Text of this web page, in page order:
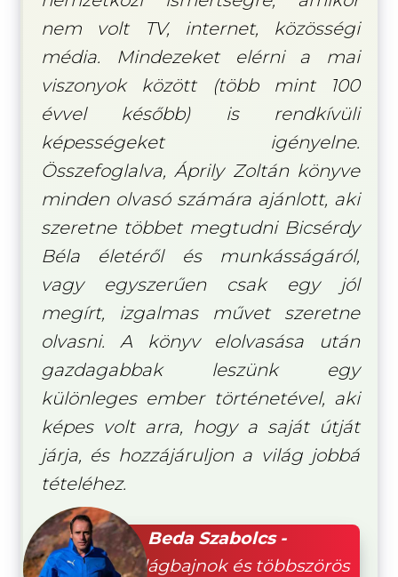
nem volt TV, internet, közösségi
média. Mindezeket elérni a mai
viszonyok között (több mint 100
évvel később) is rendkívüli
képességeket igényelne.
Összefoglalva, Áprily Zoltán könyve
minden olvasó számára ajánlott, aki
szeretne többet megtudni Bicsérdy
Béla életéről és munkásságáról,
vagy egyszerűen csak egy jól
megírt, izgalmas művet szeretne
olvasni. A könyv elolvasása után
gazdagabbak leszünk egy
különleges ember történetével, aki
képes volt arra, hogy a saját útját
járja, és hozzájáruljon a világ jobbá
tételéhez.
Beda Szabolcs -
világbajnok és többszörös